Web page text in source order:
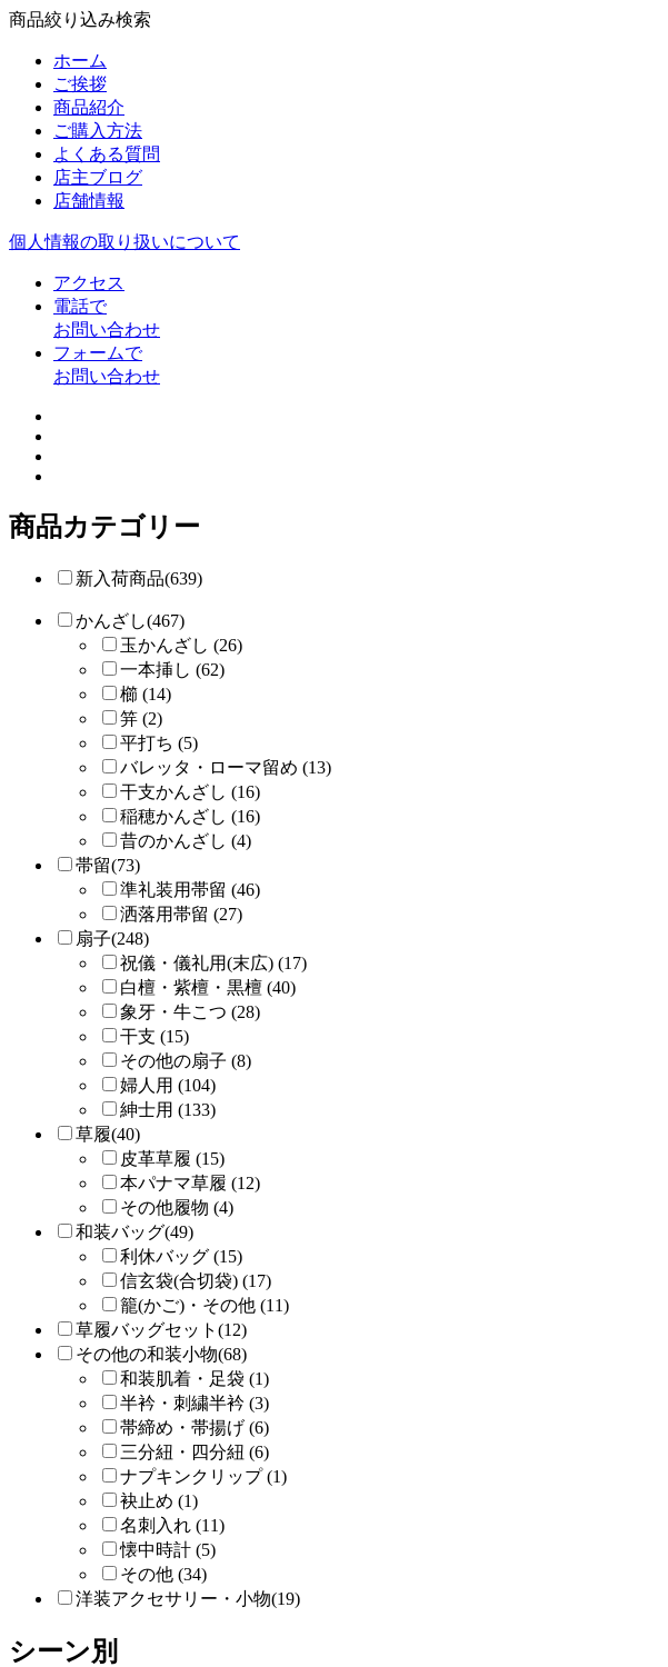
商品絞り込み検索
ホーム
ご挨拶
商品紹介
ご購入方法
よくある質問
店主ブログ
店舗情報
個人情報の取り扱いについて
アクセス
電話で
お問い合わせ
フォームで
お問い合わせ
商品カテゴリー
新入荷商品(639)
かんざし(467)
玉かんざし (26)
一本挿し (62)
櫛 (14)
笄 (2)
平打ち (5)
バレッタ・ローマ留め (13)
干支かんざし (16)
稲穂かんざし (16)
昔のかんざし (4)
帯留(73)
準礼装用帯留 (46)
洒落用帯留 (27)
扇子(248)
祝儀・儀礼用(末広) (17)
白檀・紫檀・黒檀 (40)
象牙・牛こつ (28)
干支 (15)
その他の扇子 (8)
婦人用 (104)
紳士用 (133)
草履(40)
皮革草履 (15)
本パナマ草履 (12)
その他履物 (4)
和装バッグ(49)
利休バッグ (15)
信玄袋(合切袋) (17)
籠(かご)・その他 (11)
草履バッグセット(12)
その他の和装小物(68)
和装肌着・足袋 (1)
半衿・刺繍半衿 (3)
帯締め・帯揚げ (6)
三分紐・四分紐 (6)
ナプキンクリップ (1)
袂止め (1)
名刺入れ (11)
懐中時計 (5)
その他 (34)
洋装アクセサリー・小物(19)
シーン別